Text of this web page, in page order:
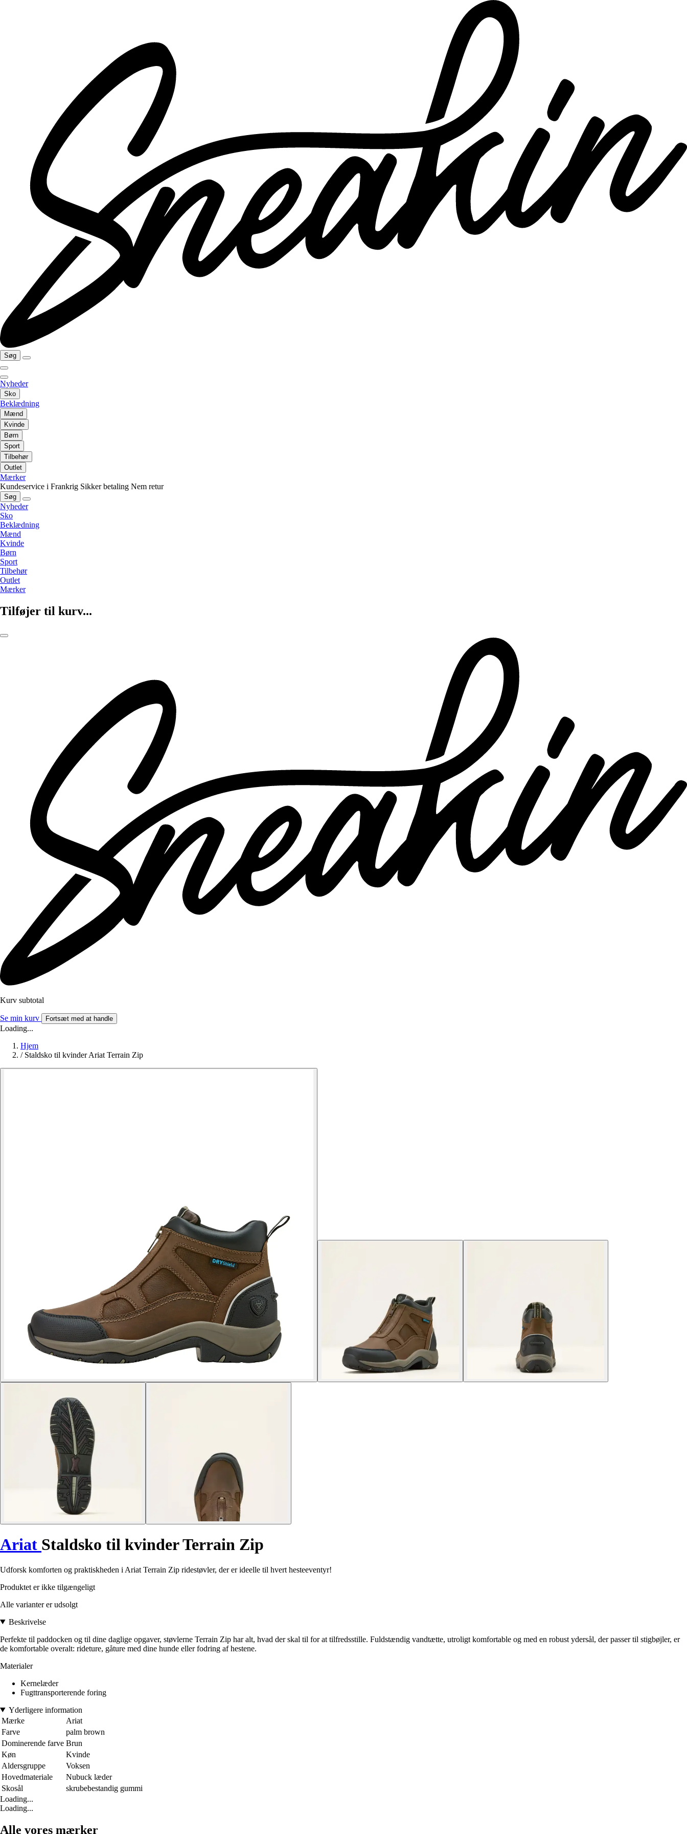
Søg
Nyheder
Sko
Beklædning
Mænd
Kvinde
Børn
Sport
Tilbehør
Outlet
Mærker
Kundeservice i Frankrig Sikker betaling Nem retur
Søg
Nyheder
Sko
Beklædning
Mænd
Kvinde
Børn
Sport
Tilbehør
Outlet
Mærker
Tilføjer til kurv...
Kurv subtotal
Se min kurv Fortsæt med at handle
Loading...
Hjem
/ Staldsko til kvinder Ariat Terrain Zip
Ariat Staldsko til kvinder Terrain Zip
Udforsk komforten og praktiskheden i Ariat Terrain Zip ridestøvler, der er ideelle til hvert hesteeventyr!
Produktet er ikke tilgængeligt
Alle varianter er udsolgt
Beskrivelse
Perfekte til paddocken og til dine daglige opgaver, støvlerne Terrain Zip har alt, hvad der skal til for at tilfredsstille. Fuldstændig vandtætte, utroligt komfortable og med en robust ydersål, der passer til stigbøjler, er
de komfortable overalt: rideture, gåture med dine hunde eller fodring af hestene.
Materialer
Kernelæder
Fugttransporterende foring
Yderligere information
Mærke
Ariat
Farve
palm brown
Dominerende farve Brun
Køn
Kvinde
Aldersgruppe
Voksen
Hovedmateriale
Nubuck læder
Skosål
skrubebestandig gummi
Loading...
Loading...
Alle vores mærker